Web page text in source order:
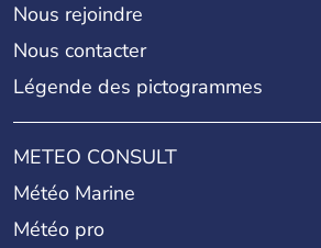
Nous rejoindre
Nous contacter
Légende des pictogrammes
METEO CONSULT
Météo Marine
Météo pro